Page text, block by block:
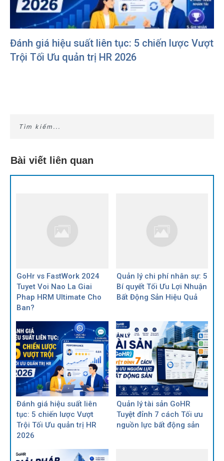
Đánh giá hiệu suất liên tục: 5 chiến lược Vượt
Trội Tối Ưu quản trị HR 2026
Bài viết liên quan
GoHr vs FastWork 2024
Tuyet Voi Nao La Giai
Phap HRM Ultimate Cho
Ban?
Quản lý chi phí nhân sự: 5
Bí quyết Tối Ưu Lợi Nhuận
Bất Động Sản Hiệu Quả
Đánh giá hiệu suất liên
tục: 5 chiến lược Vượt
Trội Tối Ưu quản trị HR
2026
Quản lý tài sản GoHR
Tuyệt đỉnh 7 cách Tối ưu
nguồn lực bất động sản